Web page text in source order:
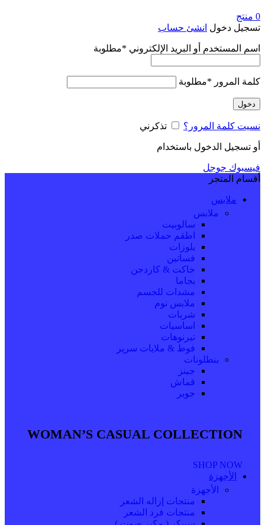
0 منتج
تسجيل دخول انشئ حساب
اسم المستخدم أو البريد الإلكتروني *مطلوبة
كلمة المرور *مطلوبة
دخول
نسيت كلمة المرور؟ تذكرني
أو تسجيل الدخول باستخدام
فيسبوك جوجل
أقسام المتجر
ملابس
ملابس
سالوبيت
اطقم حملات صدر
بلوزات
فساتين
جاكت & كاردجن
بجاما
مشدات للجسم
ملابس نوم
شربات
اساسيات
تيرنوهات
فوط & ملايات سرير
بنطلونات
جينز
قماش
جوبر
WOMAN’S CASUAL COLLECTION
SHOP NOW
الأجهزة
الأجهزة
منتجات إزاله الشعر
منتجات فرد الشعر